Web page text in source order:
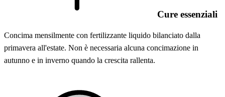
Cure essenziali
Concima mensilmente con fertilizzante liquido bilanciato dalla
primavera all'estate. Non è necessaria alcuna concimazione in
autunno e in inverno quando la crescita rallenta.